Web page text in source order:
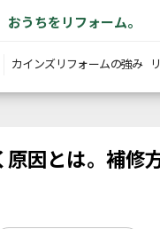
うちをリフォーム。
カインズリフォームの強み
因とは。補修